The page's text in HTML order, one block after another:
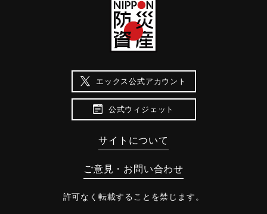
エックス公式アカウント
公式ウィジェット
サイトについて
ご意見・お問い合わせ
許可なく転載することを禁じます。